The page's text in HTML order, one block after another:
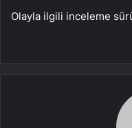
Olayla ilgili inceleme